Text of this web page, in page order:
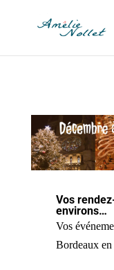
Vos
environs…
Vos
Bordeaux